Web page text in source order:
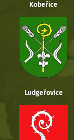
Kobeřice
Ludgeřovice